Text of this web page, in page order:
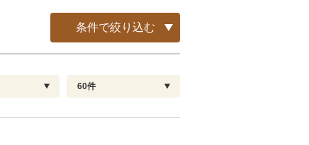
条件で絞り込む
配送指定 解除
お届け日時指定可
60件